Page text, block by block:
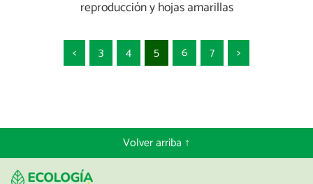
reproducción y hojas amarillas
< 3 4 5 6 7 >
Volver arriba ↑